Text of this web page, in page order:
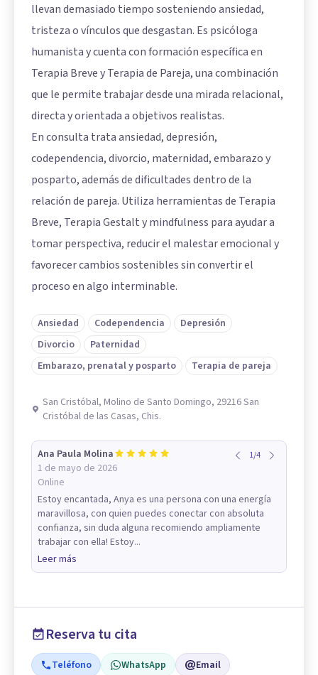
llevan demasiado tiempo sosteniendo ansiedad,
tristeza o vínculos que desgastan. Es psicóloga
humanista y cuenta con formación específica en
Terapia Breve y Terapia de Pareja, una combinación
que le permite trabajar desde una mirada relacional,
directa y orientada a objetivos realistas.
En consulta trata ansiedad, depresión,
codependencia, divorcio, maternidad, embarazo y
posparto, además de dificultades dentro de la
relación de pareja. Utiliza herramientas de Terapia
Breve, Terapia Gestalt y mindfulness para ayudar a
tomar perspectiva, reducir el malestar emocional y
favorecer cambios sostenibles sin convertir el
proceso en algo interminable.
Ansiedad Codependencia
Depresión
Divorcio
Paternidad
Embarazo, prenatal y posparto
Terapia de pareja
San Cristóbal, Molino de Santo Domingo, 29216 San
Cristóbal de las Casas, Chis.
Ana Paula Molina
1 de mayo de 2026
Online
1/4
Estoy encantada, Anya es una persona con una energía
maravillosa, con quien puedes conectar con absoluta
confianza, sin duda alguna recomiendo ampliamente
trabajar con ella! Estoy...
Leer más
Reserva tu cita
Teléfono WhatsApp Email